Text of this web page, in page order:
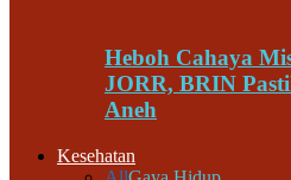
Heboh Cahaya
JORR, BRIN
Aneh
Kesehatan